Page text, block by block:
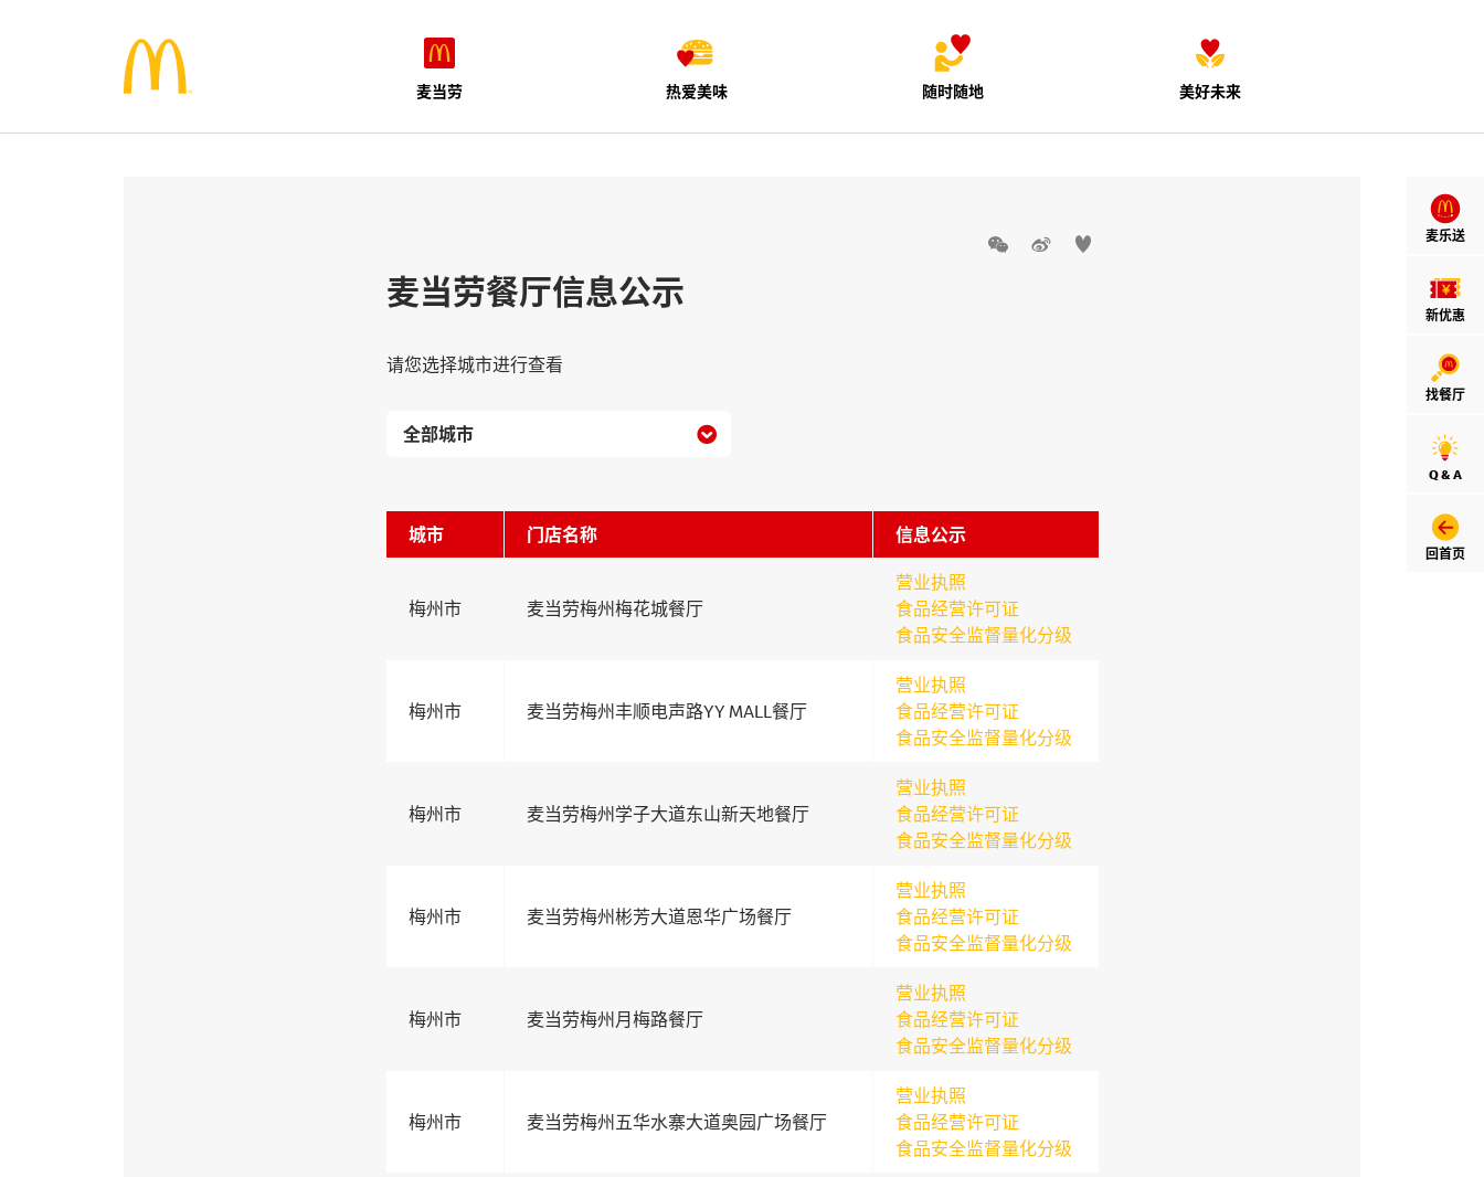
麦当劳 热爱美味 随时随地 美好未来
麦乐送
新优惠
找餐厅
Q & A
回首页
  
麦当劳餐厅信息公示
请您选择城市进行查看

城市 门店名称 信息公示
梅州市 麦当劳梅州梅花城餐厅
营业执照
食品经营许可证
食品安全监督量化分级
梅州市 麦当劳梅州丰顺电声路YY MALL餐厅
营业执照
食品经营许可证
食品安全监督量化分级
梅州市 麦当劳梅州学子大道东山新天地餐厅
营业执照
食品经营许可证
食品安全监督量化分级
梅州市 麦当劳梅州彬芳大道恩华广场餐厅
营业执照
食品经营许可证
食品安全监督量化分级
梅州市 麦当劳梅州月梅路餐厅
营业执照
食品经营许可证
食品安全监督量化分级
梅州市 麦当劳梅州五华水寨大道奥园广场餐厅
营业执照
食品经营许可证
食品安全监督量化分级